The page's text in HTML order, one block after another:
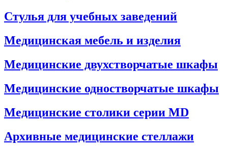
Стулья для учебных заведений
Медицинская мебель и изделия
Медицинские двухстворчатые шкафы
Медицинские одностворчатые шкафы
Медицинские столики серии MD
Архивные медицинские стеллажи